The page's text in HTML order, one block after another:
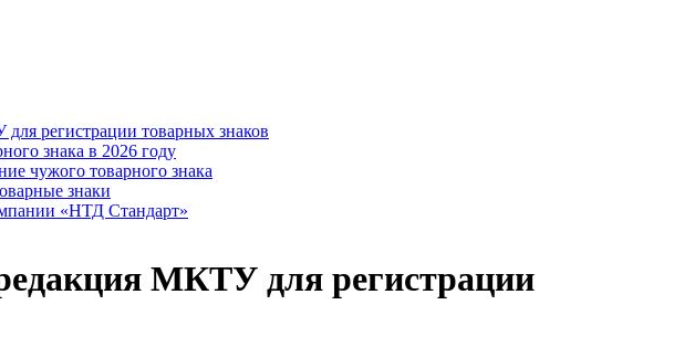
регистрации товарных знаков
знака в 2026 году
чужого товарного знака
знаки
«НТД Стандарт»
МКТУ для регистрации